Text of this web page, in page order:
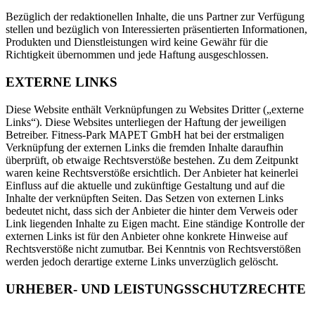
Bezüglich der redaktionellen Inhalte, die uns Partner zur Verfügung
stellen und bezüglich von Interessierten präsentierten Informationen,
Produkten und Dienstleistungen wird keine Gewähr für die
Richtigkeit übernommen und jede Haftung ausgeschlossen.
EXTERNE LINKS
Diese Website enthält Verknüpfungen zu Websites Dritter („externe
Links“). Diese Websites unterliegen der Haftung der jeweiligen
Betreiber. Fitness-Park MAPET GmbH hat bei der erstmaligen
Verknüpfung der externen Links die fremden Inhalte daraufhin
überprüft, ob etwaige Rechtsverstöße bestehen. Zu dem Zeitpunkt
waren keine Rechtsverstöße ersichtlich. Der Anbieter hat keinerlei
Einfluss auf die aktuelle und zukünftige Gestaltung und auf die
Inhalte der verknüpften Seiten. Das Setzen von externen Links
bedeutet nicht, dass sich der Anbieter die hinter dem Verweis oder
Link liegenden Inhalte zu Eigen macht. Eine ständige Kontrolle der
externen Links ist für den Anbieter ohne konkrete Hinweise auf
Rechtsverstöße nicht zumutbar. Bei Kenntnis von Rechtsverstößen
werden jedoch derartige externe Links unverzüglich gelöscht.
URHEBER- UND LEISTUNGSSCHUTZRECHTE